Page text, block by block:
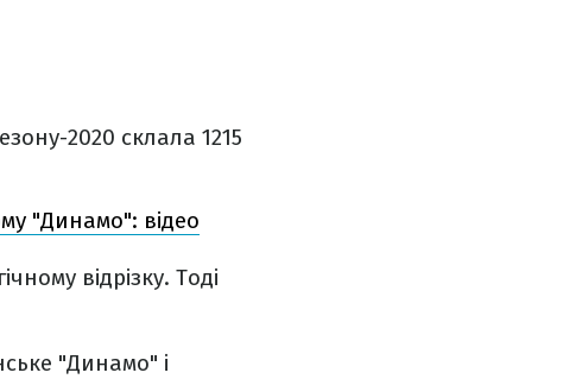
2020 склала 1215
"Динамо": відео
відрізку. Тоді
"Динамо" і